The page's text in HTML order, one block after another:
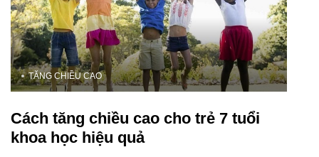
TĂNG CHIỀU CAO
Cách tăng chiều cao cho trẻ 7 tuổi
khoa học hiệu quả